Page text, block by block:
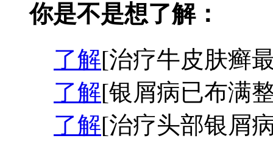
你是不是想了解：
了解[治疗牛皮肤癣
了解[银屑病已布满
了解[治疗头部银屑